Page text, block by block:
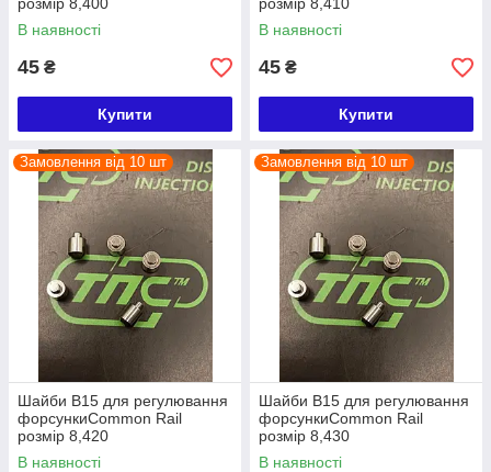
В наявності
45 ₴
Купити
В наявності
45 ₴
Купити
Замовлення від 10 шт
Шайби B15 для регулювання
форсункиCommon Rail
розмір 8,420
В наявності
Замовлення від 10 шт
Шайби B15 для регулювання
форсункиCommon Rail
розмір 8,430
В наявності